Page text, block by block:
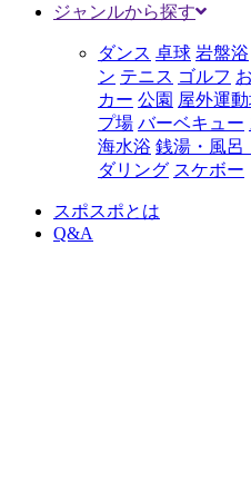
ジャンルから探す
ダンス 卓球 岩盤浴
ン テニス ゴルフ
カー 公園 屋外運
プ場 バーベキュー
海水浴 銭湯・風呂
ダリング スケボー
スポスポとは
Q&A